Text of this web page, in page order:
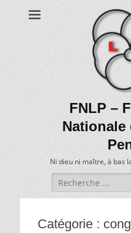
FNLP –
Nationale
Ni dieu ni maître, à bas
Recherche
de:
Catégorie :